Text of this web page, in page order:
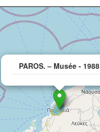
PAROS. – Musée - 1988